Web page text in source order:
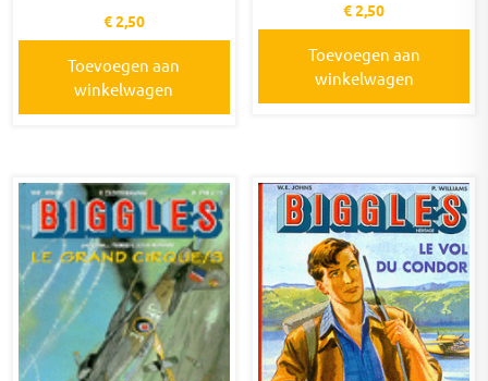
€2,50
Toevoegen aan
winkelwagen
€2,50
Toevoegen aan
winkelwagen